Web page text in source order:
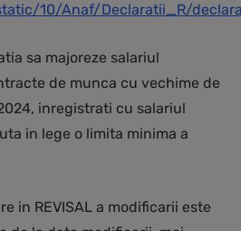
10/Anaf/Declaratii_R/
sa majoreze salariul
de munca cu vechime de
inregistrati cu salariul
in lege o limita minima a
in REVISAL a modificarii este